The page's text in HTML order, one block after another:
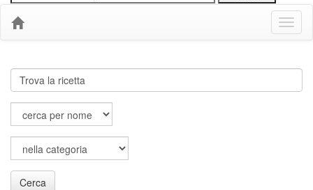
Menu
Down
Cerca
Cerca